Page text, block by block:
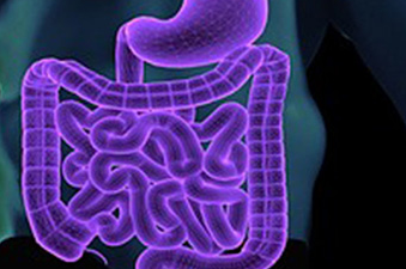
徴候を見逃せば、診断と治療が遅れ、患者
。
査専門医は AI に目を向けました。その医師
) では、GPU を使った AI システムの開発を
映像をリアルタイムで分析し、病変を見つ
るように医師を支援します。